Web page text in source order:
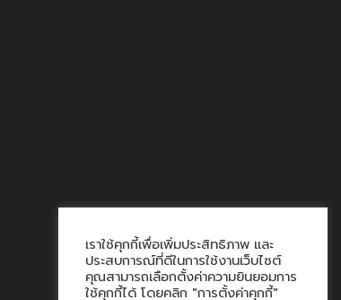
เราใช้คุกกี้เพื่อเพิ่มประสิทธิภาพ และ
ประสบการณ์ที่ดีในการใช้งานเว็บไซต์
คุณสามารถเลือกตั้งค่าความยินยอมการ
ใช้คุกกี้ได้ โดยคลิก "การตั้งค่าคุกกี้"